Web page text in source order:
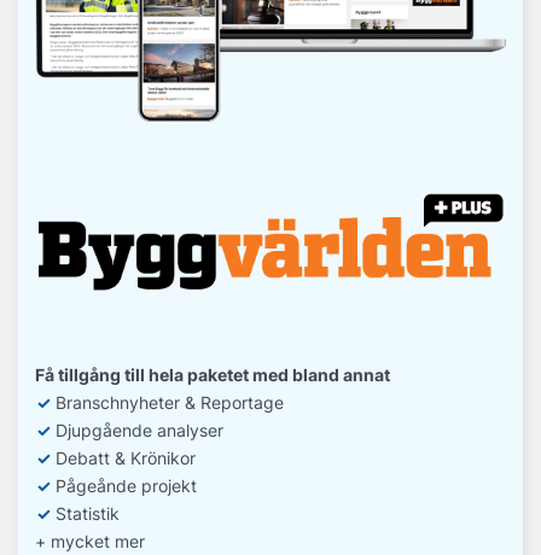
Få tillgång till hela paketet med bland annat
✓ Branschnyheter & Reportage
✓ Djupgående analyser
✓ Debatt & Krönikor
✓ Pågeånde projekt
✓ Statistik
+ mycket mer